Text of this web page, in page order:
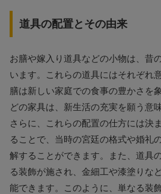
道具の配置とその由来
お膳や嫁入り道具などの小物は、昔
います。これらの道具にはそれぞれ
膳は新しい家庭での食事の豊かさを
どの家具は、新生活の充実を願う意
さらに、これらの配置の仕方には決
ることで、当時の宮廷の格式や婚礼
解することができます。また、道具
る装飾が施され、金細工や漆塗りな
能できます。このように、単なる装